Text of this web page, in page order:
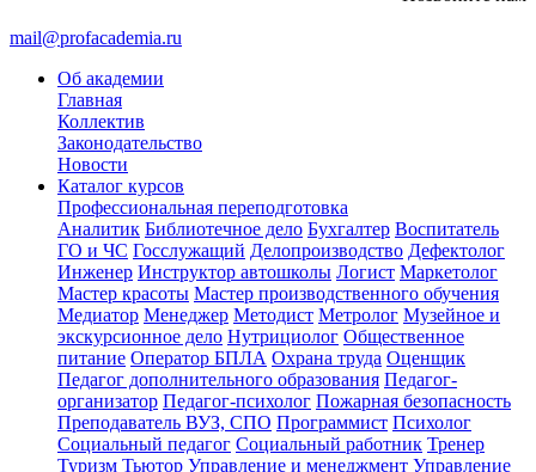
mail@profacademia.ru
Об академии
Главная
Коллектив
Законодательство
Новости
Каталог курсов
Профессиональная переподготовка
Аналитик Библиотечное дело Бухгалтер Воспитатель
ГО и ЧС Госслужащий Делопроизводство Дефектолог
Инженер Инструктор автошколы Логист Маркетолог
Мастер красоты Мастер производственного обучения
Медиатор Менеджер Методист Метролог Музейное и
экскурсионное дело Нутрициолог Общественное
питание Оператор БПЛА Охрана труда Оценщик
Педагог дополнительного образования Педагог-
организатор Педагог-психолог Пожарная безопасность
Преподаватель ВУЗ, СПО Программист Психолог
Социальный педагог Социальный работник Тренер
Туризм Тьютор Управление и менеджмент Управление